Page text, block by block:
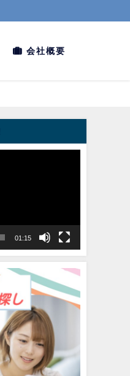
会社概要
01:15